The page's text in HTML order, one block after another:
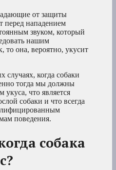
от защиты
перед нападением
звуком, который
нашим
то она, вероятно, укусит
случаях, когда собаки
тогда мы должны
укуса, что является
собаки и что всегда
поведения.
собака